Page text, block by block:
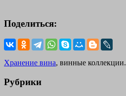
Поделиться:
Хранение вина, винные коллекции.
Рубрики